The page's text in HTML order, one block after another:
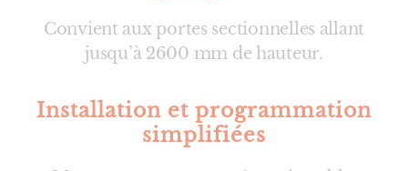
Convient aux portes sectionnelles allant
jusqu’à 2600 mm de hauteur.
Installation et programmation
simplifiées